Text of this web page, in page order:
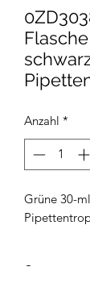
Anzahl *
Grüne 30-